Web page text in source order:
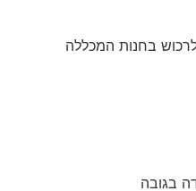
לרכוש בחנות המכללה